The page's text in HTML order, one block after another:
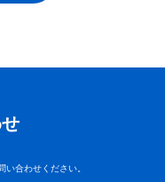
い合わせください。